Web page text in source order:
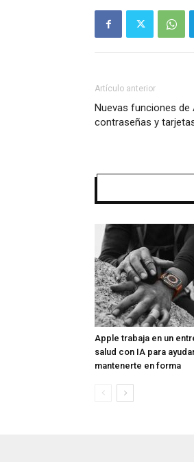
Artículo anterior
Nuevas funciones de
contraseñas y
Apple trabaja en un
salud con IA para
mantenerte en forma